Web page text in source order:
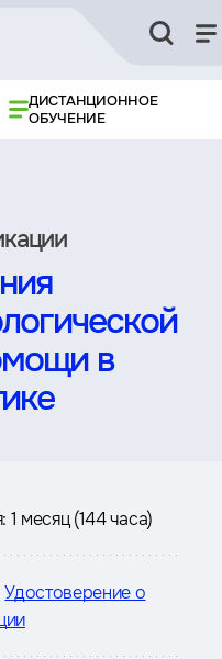
ДИСТАНЦИОННОЕ
ОБУЧЕНИЕ
в
1 месяц (144 часа)
Удостоверение о